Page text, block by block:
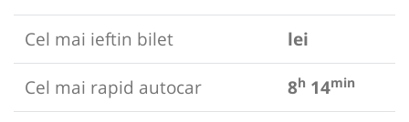
Cel mai ieftin bilet
lei
Cel mai rapid autocar
8h 14min